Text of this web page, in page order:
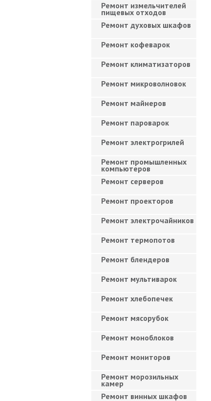
Ремонт измельчителей
пищевых отходов
Ремонт духовых шкафов
Ремонт кофеварок
Ремонт климатизаторов
Ремонт микроволновок
Ремонт майнеров
Ремонт пароварок
Ремонт электрогрилей
Ремонт промышленных
компьютеров
Ремонт серверов
Ремонт проекторов
Ремонт электрочайников
Ремонт термопотов
Ремонт блендеров
Ремонт мультиварок
Ремонт хлебопечек
Ремонт мясорубок
Ремонт моноблоков
Ремонт мониторов
Ремонт морозильных
камер
Ремонт винных шкафов